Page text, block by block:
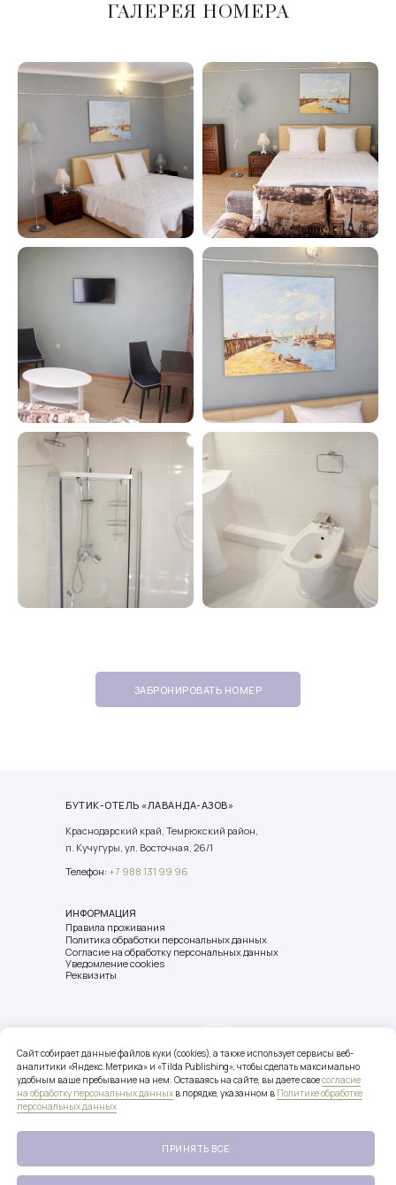
ГАЛЕРЕЯ НОМЕРА
ЗАБРОНИРОВАТЬ НОМЕР
Краснодарский край, Темрюкский
район, п. Кучугуры, ул. Восточная, 26/1
РЕСТОРАН ON CHEESE
ИНФОРМАЦИЯ
Правила проживания
Политика обработки персональных данных
Согласие на обработку персональных данных
Уведомление cookies
Реквизиты
Телефон: +7 988 131 99 96
Краснодарский край, Темрюкский район,
п. Кучугуры, ул. Восточная, 26/1
БУТИК-ОТЕЛЬ «ЛАВАНДА-АЗОВ»
Сайт собирает данные файлов куки (cookies), а также использует сервисы веб-
аналитики «Яндекс.Метрика» и «Tilda Publishing», чтобы сделать максимально
удобным ваше пребывание на нем. Оставаясь на сайте, вы даете своесогласие
на обработку персональных данных в порядке, указанном в Политике обработке
персональных данных
ПРИНЯТЬ ВСE